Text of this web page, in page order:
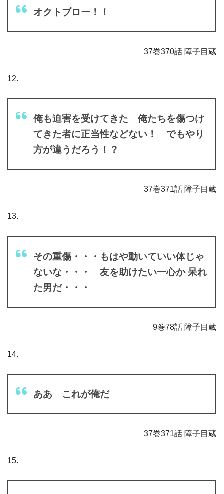
オクトブロー！！
37巻370話 障子目蔵
12.
俺も迫害を受けてきた 俺たちを傷つけ
てきた者に正当性などない！ でもやり
方が違うだろう！？
37巻371話 障子目蔵
13.
その重傷・・・もはや動いていい体じゃ
ないな・・・ 友を助けたい一心か 呆れ
た男だ・・・
9巻78話 障子目蔵
14.
ああ これが俺だ
37巻371話 障子目蔵
15.